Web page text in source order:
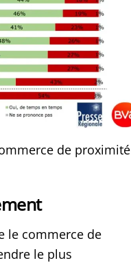
de proximité
le commerce de
le plus